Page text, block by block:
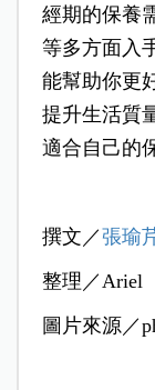
經期的保養
等多方面入
能幫助你更
提升生活質
適合自己的
撰文／張瑜
整理／Ariel
圖片來源／